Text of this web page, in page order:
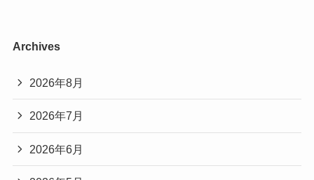
Archives
2026年8月
2026年7月
2026年6月